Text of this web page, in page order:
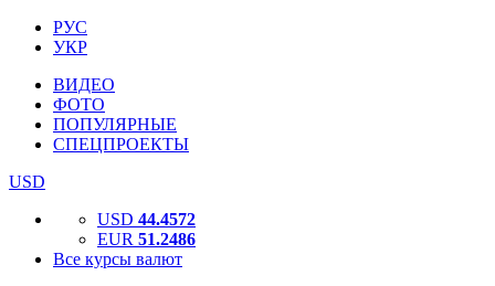
РУС
УКР
ВИДЕО
ФОТО
ПОПУЛЯРНЫЕ
СПЕЦПРОЕКТЫ
USD
USD 44.4572
EUR 51.2486
Все курсы валют